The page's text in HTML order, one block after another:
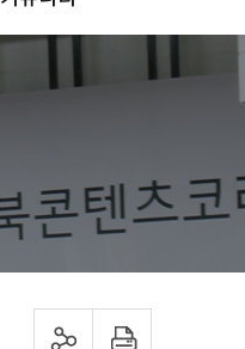
sns 공유하기 프린트하기